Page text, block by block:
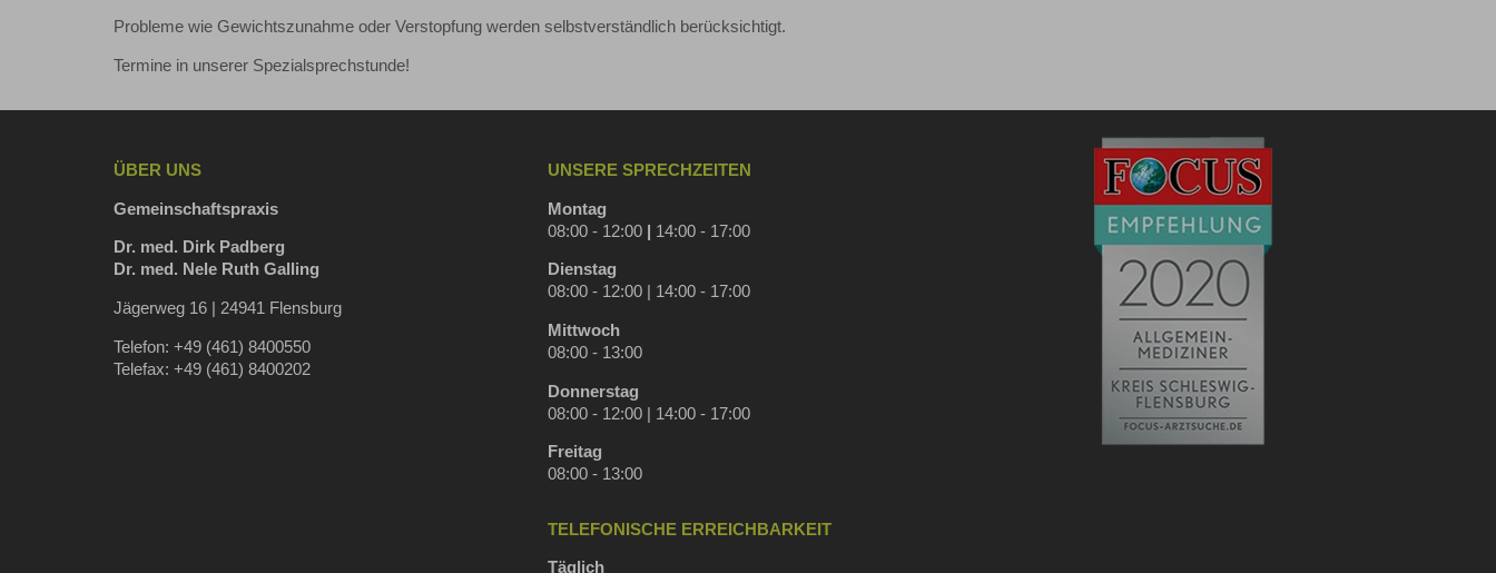
Probleme wie Gewichtszunahme oder Verstopfung werden selbstverständlich berücksichtigt.
Termine in unserer Spezialsprechstunde!
ÜBER UNS
Gemeinschaftspraxis
Dr. med. Dirk Padberg
Dr. med. Nele Ruth Galling
Jägerweg 16 | 24941 Flensburg
Telefon: +49 (461) 8400550
Telefax: +49 (461) 8400202
UNSERE SPRECHZEITEN
Montag
08:00 - 12:00
14:00 - 17:00
Dienstag
08:00 - 12:00 | 14:00 - 17:00
Mittwoch
08:00 - 13:00
Donnerstag
08:00 - 12:00 | 14:00 - 17:00
Freitag
08:00 - 13:00
TELEFONISCHE ERREICHBARKEIT
Täglich